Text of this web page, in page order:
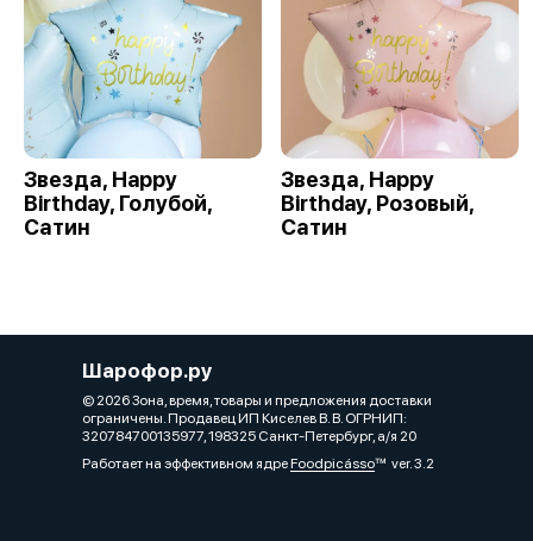
Звезда, Happy
Birthday, Голубой,
Сатин
Звезда, Happy
Birthday, Розовый,
Сатин
Шарофор.ру
© 2026 Зона, время, товары и предложения доставки
ограничены. Продавец ИП Киселев В. В. ОГРНИП:
320784700135977, 198325 Санкт-Петербург, а/я 20
Работает на эффективном ядреFoodpicássover. 3.2